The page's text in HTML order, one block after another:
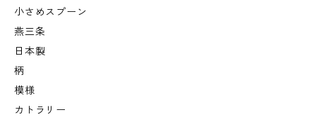
小さめスプーン
燕三条
日本製
柄
模様
カトラリー